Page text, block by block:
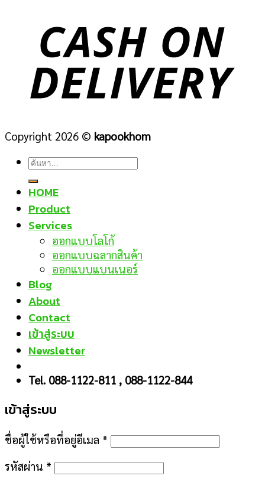
Copyright 2026 © kapookhom
ค้นหา:
HOME
Product
Services
ออกแบบโลโก้
ออกแบบฉลากสินค้า
ออกแบบแบนเนอร์
Blog
About
Contact
เข้าสู่ระบบ
Newsletter
Tel. 088-1122-811 , 088-1122-844
เข้าสู่ระบบ
ชื่อผู้ใช้หรือที่อยู่อีเมล *
รหัสผ่าน *